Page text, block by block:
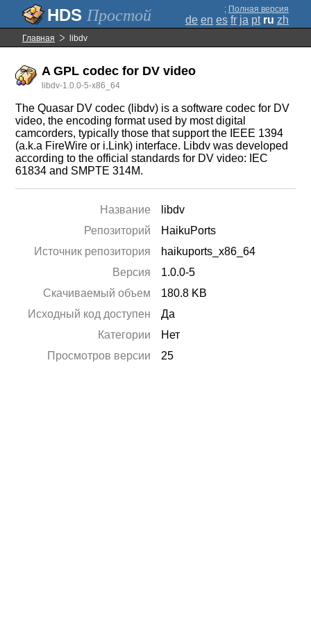
Простой ; Полная версия
de en es fr ja pt ru zh
Главная libdv
A GPL codec for DV video
libdv-1.0.0-5-x86_64
The Quasar DV codec (libdv) is a software codec for DV
video, the encoding format used by most digital
camcorders, typically those that support the IEEE 1394
(a.k.a FireWire or i.Link) interface. Libdv was developed
according to the official standards for DV video: IEC
61834 and SMPTE 314M.
Название
libdv
Репозиторий
HaikuPorts
Источник репозитория
haikuports_x86_64
Версия
1.0.0-5
Скачиваемый объем
180.8 KB
Исходный код доступен
Да
Категории
Нет
Просмотров версии
25